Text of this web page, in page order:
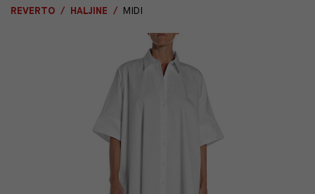
REVERTO HALJINE MIDI